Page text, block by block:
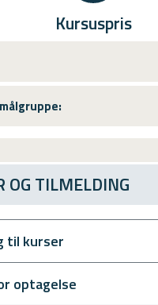
Kursuspris
OG TILMELDING
til kurser
optagelse